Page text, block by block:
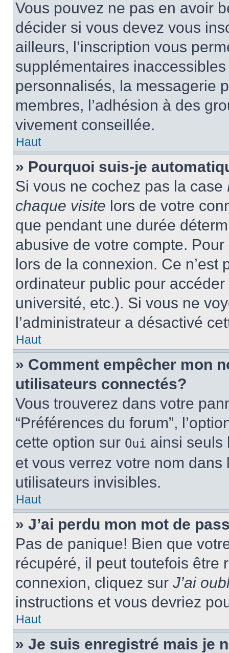
Vous pouvez ne pas en avoir
décider si vous devez vous
ailleurs, l’inscription vous
supplémentaires
personnalisés, la messagerie
membres, l’adhésion à des
vivement conseillée.
Haut
» Pourquoi suis-je
Si vous ne cochez pas la case
chaque visite lors de votre
que pendant une durée
abusive de votre compte.
lors de la connexion. Ce
ordinateur public pour
université, etc.). Si vous ne
l’administrateur a désactivé
Haut
» Comment empêcher mon
utilisateurs connectés?
Vous trouverez dans votre
“Préférences du forum”,
cette option sur Oui ainsi seuls
et vous verrez votre nom
utilisateurs invisibles.
Haut
» J’ai perdu mon mot de
Pas de panique! Bien que
récupéré, il peut toutefois être
connexion, cliquez sur J’ai
instructions et vous devriez
Haut
» Je suis enregistré mais je